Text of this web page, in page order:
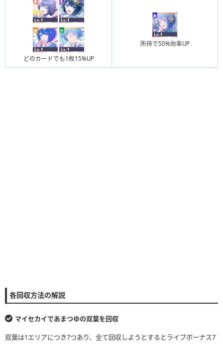
どのカードでも1枚15%UP
所持で50%効率UP
各回収方法の解説
マイセカイであまつゆの双葉を回収
双葉は1エリアにつき7つあり、全て回収しようとするとライブボーナス7